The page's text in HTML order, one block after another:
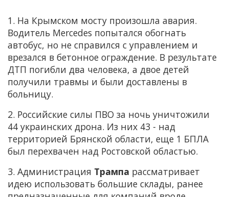
1. На Крымском мосту произошла авария.
Водитель Mercedes попытался обогнать
автобус, но не справился с управлением и
врезался в бетонное ограждение. В результате
ДТП погибли два человека, а двое детей
получили травмы и были доставлены в
больницу.
2. Российские силы ПВО за ночь уничтожили
44 украинских дрона. Из них 43 - над
территорией Брянской области, еще 1 БПЛА
был перехвачен над Ростовской областью.
3. Администрация Трампа рассматривает
идею использовать большие склады, ранее